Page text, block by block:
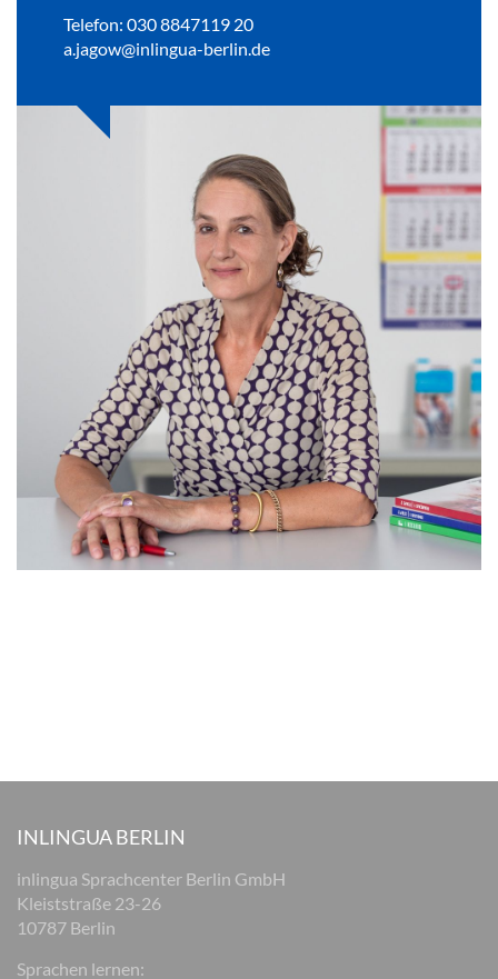
Telefon: 030 8847119 20
a.jagow@inlingua-berlin.de
INLINGUA BERLIN
inlingua Sprachcenter Berlin GmbH
Kleiststraße 23-26
10787 Berlin
Sprachen lernen: